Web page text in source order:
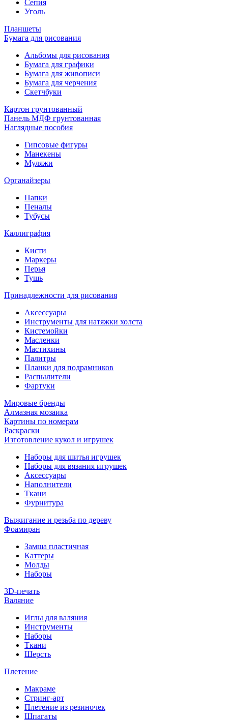
Сепия
Уголь
Планшеты
Бумага для рисования
Альбомы для рисования
Бумага для графики
Бумага для живописи
Бумага для черчения
Скетчбуки
Картон грунтованный
Панель МДФ грунтованная
Наглядные пособия
Гипсовые фигуры
Манекены
Муляжи
Органайзеры
Папки
Пеналы
Тубусы
Каллиграфия
Кисти
Маркеры
Перья
Тушь
Принадлежности для рисования
Аксессуары
Инструменты для натяжки холста
Кистемойки
Масленки
Мастихины
Палитры
Планки для подрамников
Распылители
Фартуки
Мировые бренды
Алмазная мозаика
Картины по номерам
Раскраски
Изготовление кукол и игрушек
Наборы для шитья игрушек
Наборы для вязания игрушек
Аксессуары
Наполнители
Ткани
Фурнитура
Выжигание и резьба по дереву
Фоамиран
Замша пластичная
Каттеры
Молды
Наборы
3D-печать
Валяние
Иглы для валяния
Инструменты
Наборы
Ткани
Шерсть
Плетение
Макраме
Стринг-арт
Плетение из резиночек
Шпагаты